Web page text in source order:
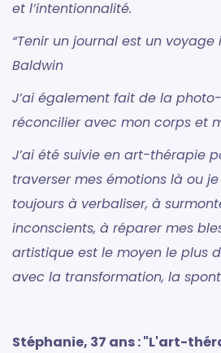
et l’intentionnalité.
“Tenir un journal est un voyage
Baldwin
J’ai également fait de la
réconcilier avec mon corps et
J’ai été suivie en art-thérapie
traverser mes émotions là ou
toujours à verbaliser, à
inconscients, à réparer mes
artistique est le moyen le plus
avec la transformation, la
Stéphanie, 37 ans : "L'art-